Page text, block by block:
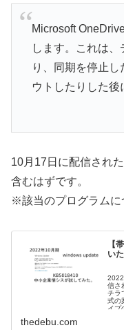
Microsoft
します。これは
り、同期を停止
ウトしたりした後
10月17日に配信され
含むはずです。
※該当のプログラムに
【
い
信さ
チラ
式の
イプ
thedebu.com